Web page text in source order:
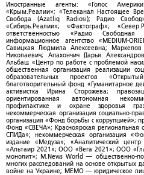
Иностранные агенты: «Голос
«Крым.Реалии»; «Телеканал Настоящее
Свобода (Azatliq Radiosi); Радио
«Сибирь.Реалии»; «Фактограф»;
ответственностью «Радио
информационное агентство «MEDIUM-
Савицкая Людмила Алексеевна; Маркелов
Николаевич; Апахончич Дарья
Альбац; «Центр по работе с проблемой
общественная организация реализации
образовательных проектов
благотворительный фонд «Гуманитарное
активистка Ирина Сторожева;
ориентированная автономная
профилактике и охране здоровья
некоммерческая организация социально-
организация «Фонд борьбы с коррупцией»;
Фонд «СВЕЧА»; Красноярская региональная
СПИДа»; некоммерческая организация
издание «Медуза»; «Аналитический
«Альтаир 2021»; ООО «Вега 2021»; ООО
монолит»; M.News World — общественно-
многих расследований на основе открытых
войне на Украине; МЕМО — юридическое